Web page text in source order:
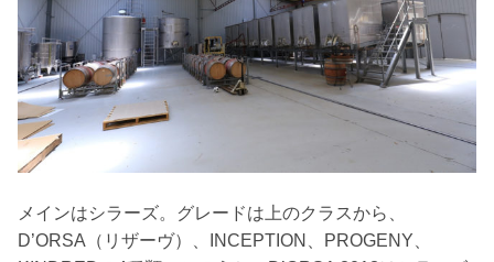
メインはシラーズ。グレードは上のクラスから、
D’ORSA（リザーヴ）、INCEPTION、PROGENY、